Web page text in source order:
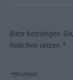
Bitte bestätigen
Häkchen setzen.*
*Pflichtfeld